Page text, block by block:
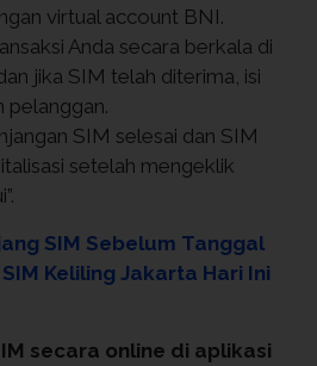
virtual account BNI.
Anda secara berkala di
jika SIM telah diterima, isi
pelanggan.
SIM selesai dan SIM
setelah mengeklik
SIM Sebelum Tanggal
Keliling Jakarta Hari Ini
secara online di aplikasi